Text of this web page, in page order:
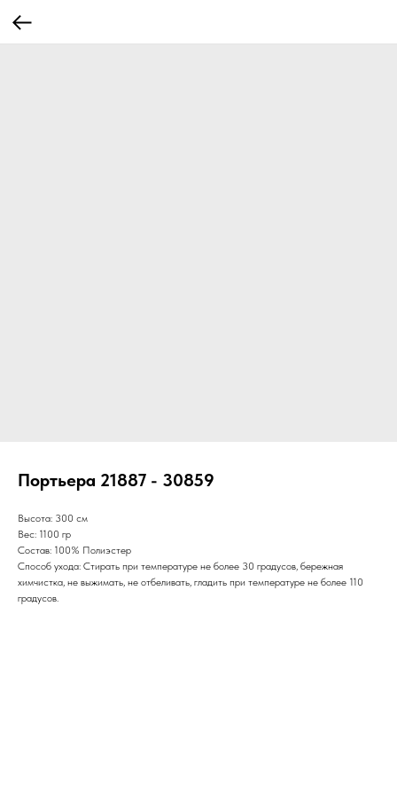
Портьера 21887 - 30859
Высота: 300 см
Вес: 1100 гр
Состав: 100% Полиэстер
Способ ухода: Стирать при температуре не более 30 градусов, бережная
химчистка, не выжимать, не отбеливать, гладить при температуре не более 110
градусов.